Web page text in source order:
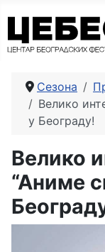
Сезона
Велико
у Београду!
Велико
“Аниме